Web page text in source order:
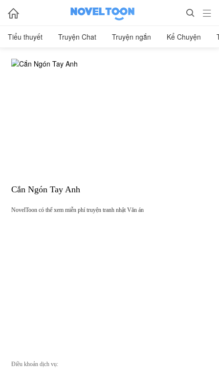
  
Tiểu thuyết Truyện Chat Truyện ngắn Kể Chuyện
Cắn Ngón Tay Anh
NovelToon có thể xem miễn phí truyện tranh nhật Văn án
Điều khoản dịch vụ: